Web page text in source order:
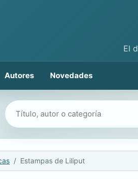
El
Autores Novedades
Buscar libros
Estampas de Liliput